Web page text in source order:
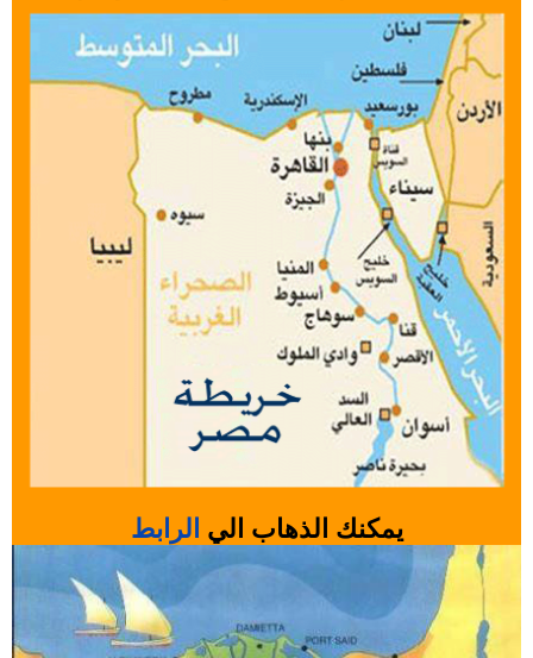
يمكنك الذهاب الي الرابط